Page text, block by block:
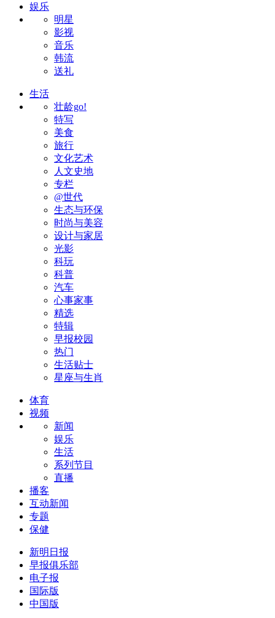
娱乐
明星
影视
音乐
韩流
送礼
生活
壮龄go!
特写
美食
旅行
文化艺术
人文史地
专栏
@世代
生态与环保
时尚与美容
设计与家居
光影
科玩
科普
汽车
心事家事
精选
特辑
早报校园
热门
生活贴士
星座与生肖
体育
视频
新闻
娱乐
生活
系列节目
直播
播客
互动新闻
专题
保健
新明日报
早报俱乐部
电子报
国际版
中国版